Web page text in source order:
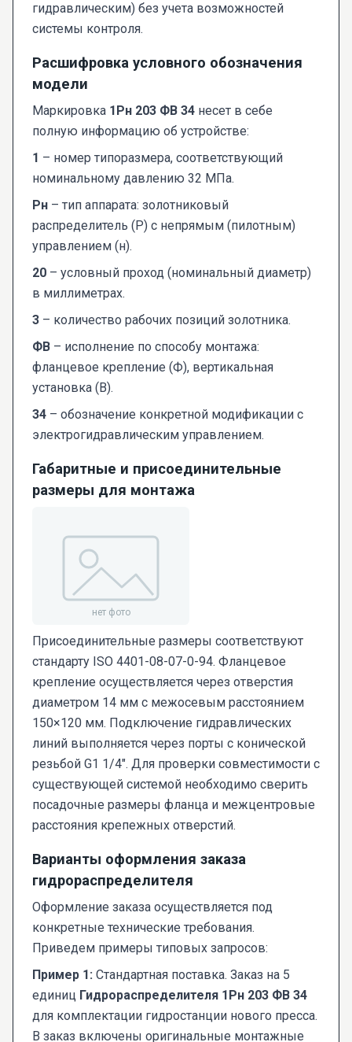
гидравлическим) без учета возможностей
системы контроля.
Расшифровка условного обозначения
модели
Маркировка 1Рн 203 ФВ 34 несет в себе
полную информацию об устройстве:
1 – номер типоразмера, соответствующий
номинальному давлению 32 МПа.
Рн – тип аппарата: золотниковый
распределитель (Р) с непрямым (пилотным)
управлением (н).
20 – условный проход (номинальный диаметр)
в миллиметрах.
3 – количество рабочих позиций золотника.
ФВ – исполнение по способу монтажа:
фланцевое крепление (Ф), вертикальная
установка (В).
34 – обозначение конкретной модификации с
электрогидравлическим управлением.
Габаритные и присоединительные
размеры для монтажа
Присоединительные размеры соответствуют
стандарту ISO 4401-08-07-0-94. Фланцевое
крепление осуществляется через отверстия
диаметром 14 мм с межосевым расстоянием
150×120 мм. Подключение гидравлических
линий выполняется через порты с конической
резьбой G1 1/4". Для проверки совместимости с
существующей системой необходимо сверить
посадочные размеры фланца и межцентровые
расстояния крепежных отверстий.
Варианты оформления заказа
гидрораспределителя
Оформление заказа осуществляется под
конкретные технические требования.
Приведем примеры типовых запросов:
Пример 1: Стандартная поставка. Заказ на 5
единиц Гидрораспределителя 1Рн 203 ФВ 34
для комплектации гидростанции нового пресса.
В заказ включены оригинальные монтажные